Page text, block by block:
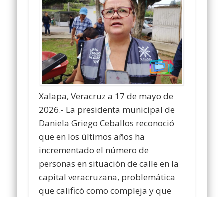
Xalapa, Veracruz a 17 de mayo de
2026.- La presidenta municipal de
Daniela Griego Ceballos reconoció
que en los últimos años ha
incrementado el número de
personas en situación de calle en la
capital veracruzana, problemática
que calificó como compleja y que